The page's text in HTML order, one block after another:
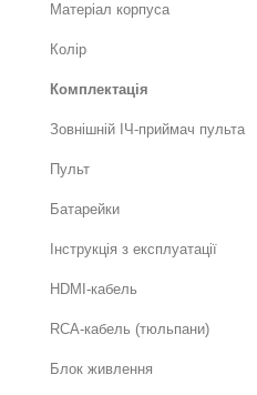
Матеріал корпуса
Колір
Комплектація
Зовнішній ІЧ-приймач пульта
Пульт
Батарейки
Інструкція з експлуатації
HDMI-кабель
RCA-кабель (тюльпани)
Блок живлення